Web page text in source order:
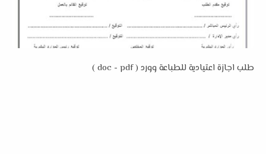
طلب اجازة اعتيادية للطباعة وورد ( doc - pdf )